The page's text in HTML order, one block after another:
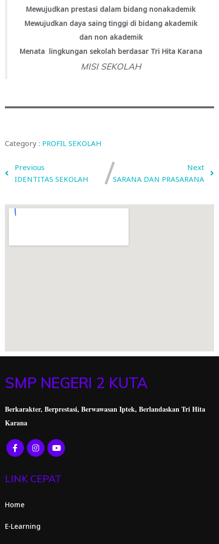
Mewujudkan prestasi dalam bidang nonakademik
Mewujudkan daya saing tinggi di bidang akademik
dan non akademik
Menata lingkungan sekolah berdasar Tri Hita Karana
MISI SEKOLAH
Category : PROFIL SEKOLAH
Previous
IDENTITAS SEKOLAH
Next
SARANA DAN PRASARANA
SMP NEGERI 2 KUTA
Berkarakter, Berprestasi, Berwawasan Iptek, Berlandaskan Tri Hita
Karana
LINK CEPAT
Home
E-Learning